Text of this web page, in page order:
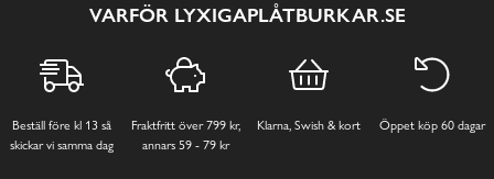
VARFÖR LYXIGAPLÅTBURKAR.SE
Beställ före kl 13 så
skickar vi samma dag
Fraktfritt över 799 kr,
annars 59 - 79 kr
Klarna, Swish & kort Öppet köp 60 dagar